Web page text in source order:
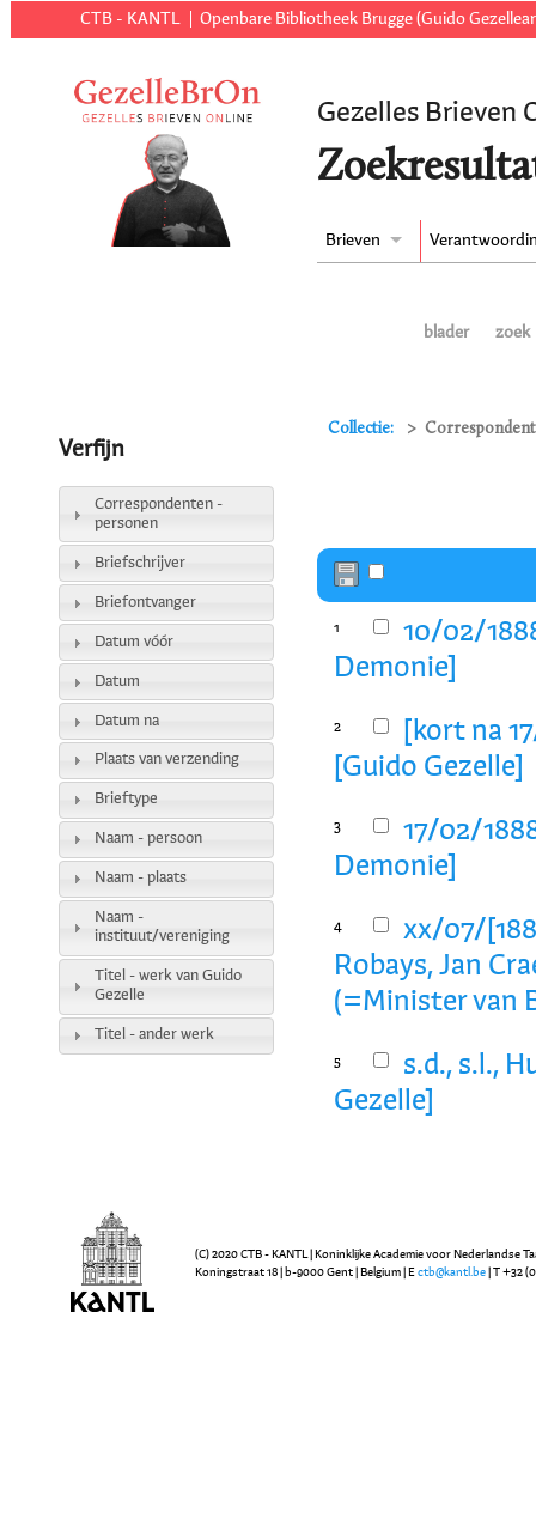
CTB - KANTL Openbare Bibliotheek Brugge (Guido
Gezelles Brieven
Brieven
blader zoek
Collectie:
1
10/02/
Demonie]
2
[kort na
[Guido Gezelle]
3
17/02/
Demonie]
4
xx/07/
Robays, Jan
(=Minister van
5
s.d., s.l.,
Gezelle]
Verfijn
Correspondenten -
personen
Briefschrijver
Briefontvanger
Datum vóór
Datum
Datum na
Plaats van verzending
Brieftype
Naam - persoon
Naam - plaats
Naam -
instituut/vereniging
Titel - werk van Guido
Gezelle
Titel - ander werk
(C) 2020 CTB - KANTL | Koninklijke Academie voor Nederlandse
Koningstraat 18 | b-9000 Gent | Belgium | E ctb@kantl.be | T +32